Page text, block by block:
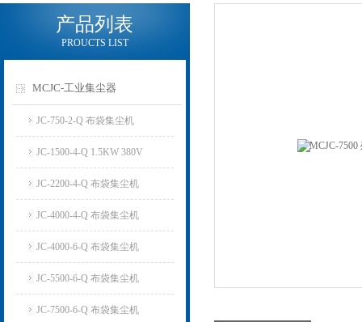
产品列表
PROUCTS LIST
MCJC-工业集尘器
JC-750-2-Q 布袋集尘机
JC-1500-4-Q 1.5KW 380V
JC-2200-4-Q 布袋集尘机
JC-4000-4-Q 布袋集尘机
JC-4000-6-Q 布袋集尘机
JC-5500-6-Q 布袋集尘机
JC-7500-6-Q 布袋集尘机